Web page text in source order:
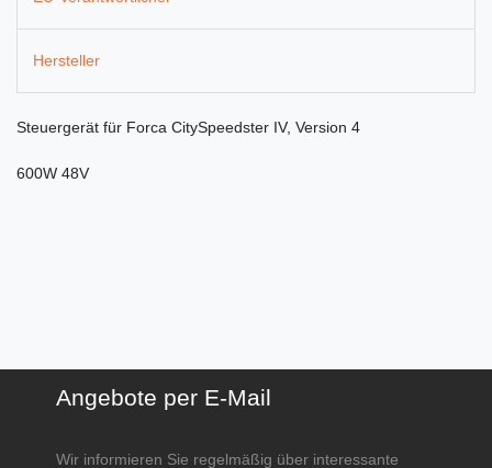
Hersteller
Steuergerät für Forca CitySpeedster IV, Version 4
600W 48V
Angebote per E-Mail
Wir informieren Sie regelmäßig über interessante